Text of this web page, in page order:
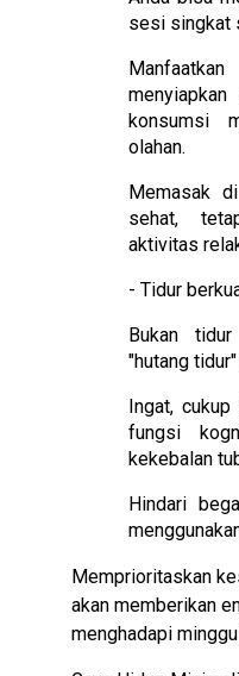
sesi singkat
konsumsi
olahan.
Memasak
sehat,
aktivitas
- Tidur
Bukan
"hutang
Ingat,
fungsi
kekebalan
Hindari
Memprioritaskan
akan memberikan
menghadapi